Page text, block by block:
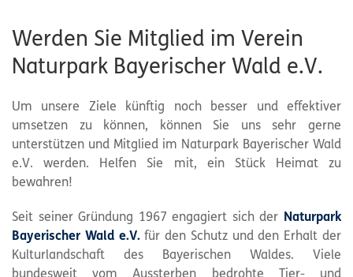
Werden Sie Mitglied im Verein
Naturpark Bayerischer Wald e.V.
Um unsere Ziele künftig noch besser und effektiver
umsetzen zu können, können Sie uns sehr gerne
unterstützen und Mitglied im Naturpark Bayerischer Wald
e.V. werden. Helfen Sie mit, ein Stück Heimat zu
bewahren!
Seit seiner Gründung 1967 engagiert sich der
Naturpark
Bayerischer Wald e.V.für den Schutz und den Erhalt der
Kulturlandschaft des Bayerischen Waldes. Viele